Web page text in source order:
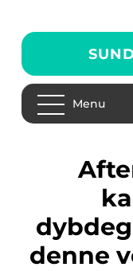
Menu
Aftensmad med
denne